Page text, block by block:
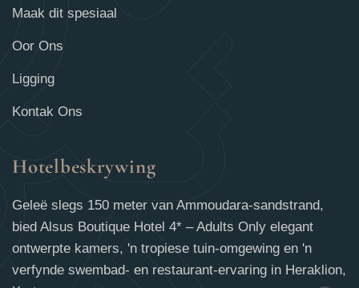
Maak dit spesiaal
Oor Ons
Ligging
Kontak Ons
Hotelbeskrywing
Geleë slegs 150 meter van Ammoudara-sandstrand,
bied Alsus Boutique Hotel 4* – Adults Only elegant
ontwerpte kamers, 'n tropiese tuin-omgewing en 'n
verfynde swembad- en restaurant-ervaring in Heraklion,